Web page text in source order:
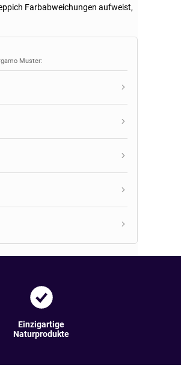
Farbabweichungen aufweist,
Muster:
Einzigartige
Naturprodukte